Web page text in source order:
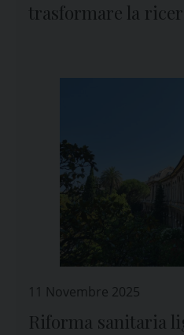
trasformare la
11 Novembre 2025
Riforma sanitaria